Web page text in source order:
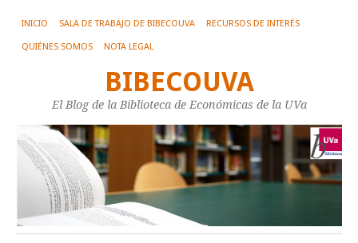
INICIO SALA DE TRABAJO DE BIBECOUVA RECURSOS DE INTERÉS
QUIÉNES SOMOS NOTA LEGAL
BIBECOUVA
El Blog de la Biblioteca de Económicas de la UVa